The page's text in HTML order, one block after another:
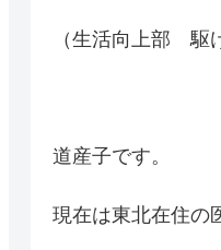
（生活向上部 駆
道産子です。
現在は東北在住の